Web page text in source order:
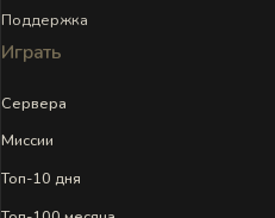
Поддержка
Играть
Сервера
Миссии
Топ-10 дня